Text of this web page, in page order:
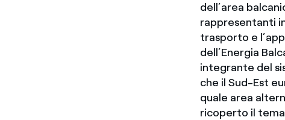
dell’area
rappresentanti
trasporto e
dell’Energia
integrante del
che il Sud-Est
quale area
ricoperto il